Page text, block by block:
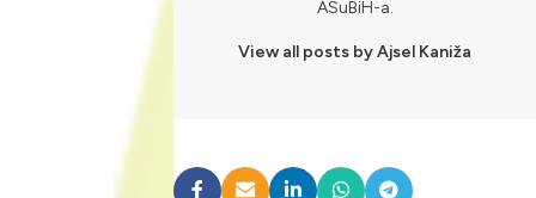
ASuBiH-a.
View all posts by Ajsel Kaniža